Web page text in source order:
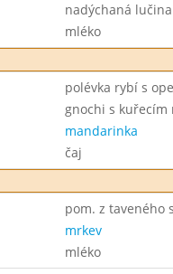
nadýchaná
mléko
polévka rybí s
gnochi s kuřecím
mandarinka
čaj
pom. z taveného
mrkev
mléko